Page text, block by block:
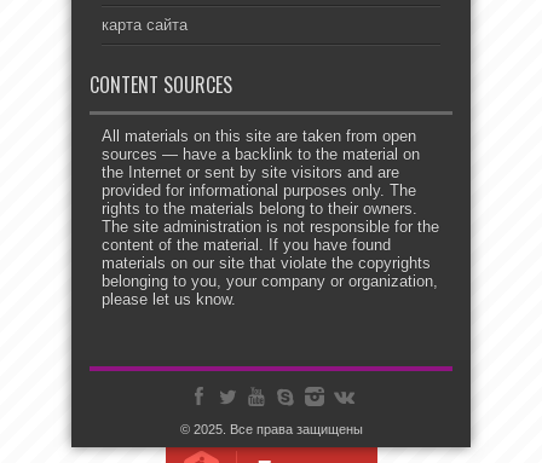
карта сайта
CONTENT SOURCES
All materials on this site are taken from open
sources — have a backlink to the material on
the Internet or sent by site visitors and are
provided for informational purposes only. The
rights to the materials belong to their owners.
The site administration is not responsible for the
content of the material. If you have found
materials on our site that violate the copyrights
belonging to you, your company or organization,
please let us know.
© 2025. Все права защищены